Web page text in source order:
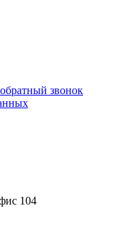
обратный звонок
104